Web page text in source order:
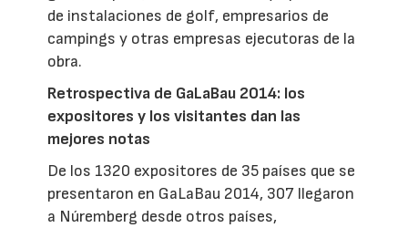
de instalaciones de golf, empresarios de
campings y otras empresas ejecutoras de la
obra.
Retrospectiva de GaLaBau 2014: los
expositores y los visitantes dan las
mejores notas
De los 1320 expositores de 35 países que se
presentaron en GaLaBau 2014, 307 llegaron
a Núremberg desde otros países,